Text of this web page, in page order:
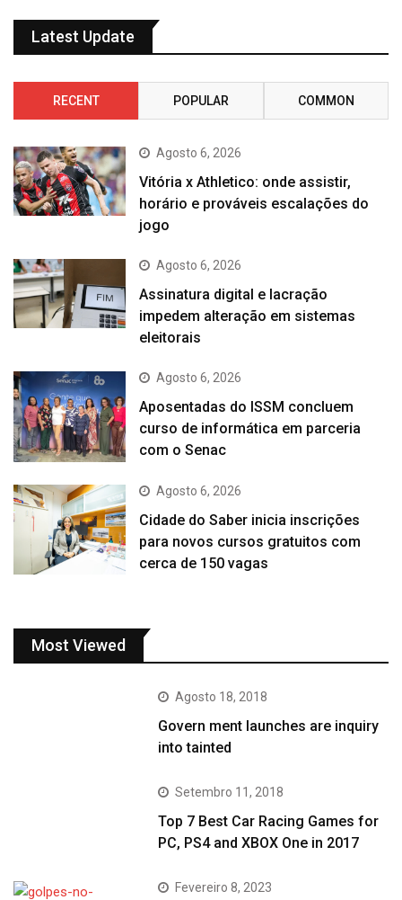
Latest Update
RECENT POPULAR COMMON
Agosto 6, 2026
Vitória x Athletico: onde assistir,
horário e prováveis escalações do
jogo
Agosto 6, 2026
Assinatura digital e lacração
impedem alteração em sistemas
eleitorais
Agosto 6, 2026
Aposentadas do ISSM concluem
curso de informática em parceria
com o Senac
Agosto 6, 2026
Cidade do Saber inicia inscrições
para novos cursos gratuitos com
cerca de 150 vagas
Most Viewed
Agosto 18, 2018
Govern ment launches are inquiry
into tainted
Setembro 11, 2018
Top 7 Best Car Racing Games for
PC, PS4 and XBOX One in 2017
Fevereiro 8, 2023